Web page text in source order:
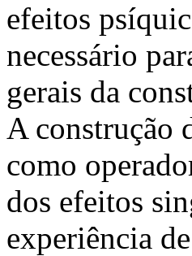
efeitos
necessário
gerais da
A construção
como
dos efeitos
experiência